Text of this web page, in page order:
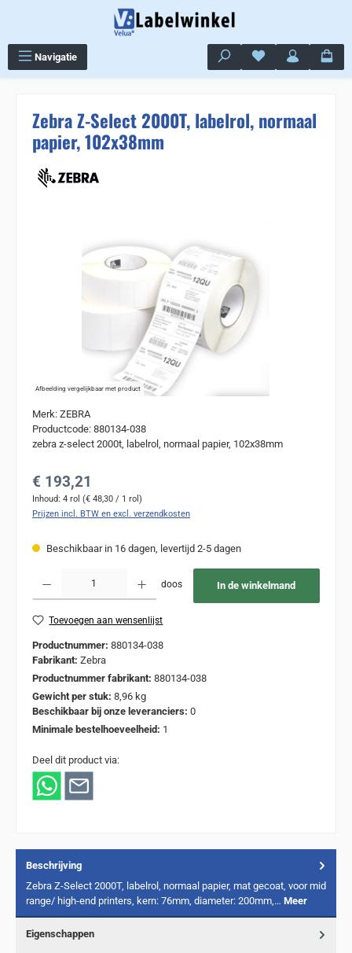
Navigatie Je hebt 0 items op
Zebra Z-Select 2000T, labelrol, normaal
papier, 102x38mm
Afbeelding vergelijkbaar met product
Merk: ZEBRA
Productcode: 880134-038
zebra z-select 2000t, labelrol, normaal papier, 102x38mm
Normale prijs:
€ 193,21
Inhoud: 4 rol (€ 48,30 / 1 rol)
Prijzen incl. BTW en excl. verzendkosten
Beschikbaar in 16 dagen, levertijd 2-5 dagen
doos In de winkelmand
Toevoegen aan wensenlijst
Productnummer: 880134-038
Fabrikant: Zebra
Productnummer fabrikant: 880134-038
Gewicht per stuk: 8,96 kg
Beschikbaar bij onze leveranciers: 0
Minimale bestelhoeveelheid: 1
Deel dit product via:
Beschrijving
Zebra Z-Select 2000T, labelrol, normaal papier, mat gecoat, voor mid
range/ high-end printers, kern: 76mm, diameter: 200mm,… Meer
Eigenschappen